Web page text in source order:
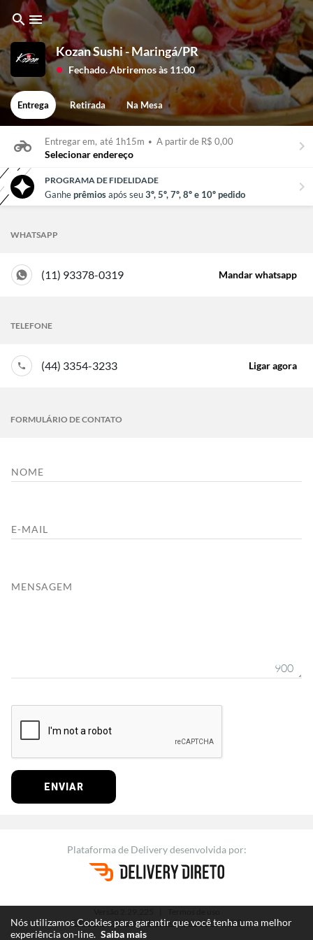
search menu
Kozan Sushi - Maringá/PR
lens Fechado. Abriremos às 11:00
Entrega Retirada Na Mesa
Entregar em, até 1h15m • A partir de R$ 0,00
Selecionar endereço keyboard_arrow_right
PROGRAMA DE FIDELIDADE
Ganheprêmiosapós seu3º, 5º, 7º, 8º e 10º pedido chevron_right
FORMULÁRIO DE CONTATO
NOME
E-MAIL
900
MENSAGEM
ENVIAR
WHATSAPP
(11) 93378-0319 Mandar whatsapp
TELEFONE
(44) 3354-3233 Ligar agora
Plataforma de Deliverydesenvolvida por:
Termos e políticas de Kozan Sushi - Maringá/PR
Nós utilizamos Cookies para garantir que você tenha uma melhor
experiência on-line. Saiba mais